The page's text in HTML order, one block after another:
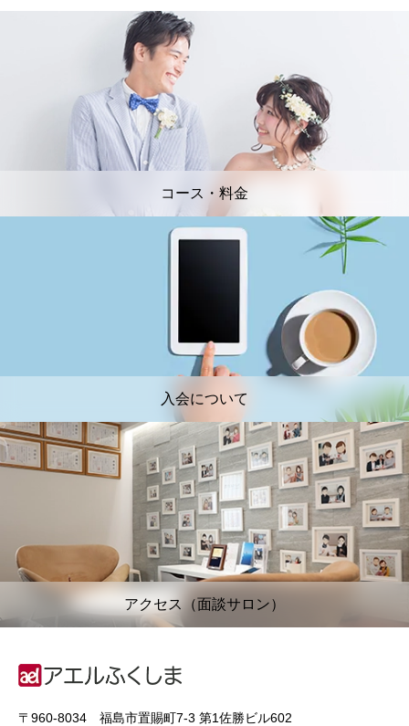
コース・料金
入会について
アクセス（面談サロン）
〒960-8034 福島市置賜町7-3 第1佐勝ビル602